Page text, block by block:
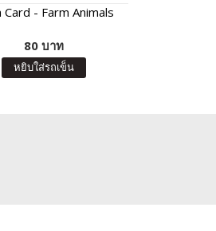
Card - Farm Animals
80 บาท
หยิบใส่รถเข็น